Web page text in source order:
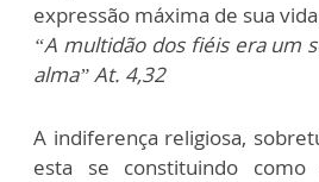
expressão máxima de sua
“A multidão dos fiéis era um
alma” At. 4,32
A indiferença religiosa,
esta se constituindo